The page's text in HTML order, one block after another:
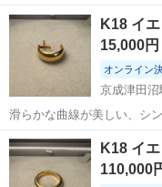
ーゴールドのリングです。 - 素材: K18イエローゴールド - 石の種類:
タイガーアイ - デザイン:
千葉 習志野市 京
K18 イ
15,000円
オンライン
京成津田沼
滑らかな曲線が美しい、シ
ピアスです。 - 素材: K18 - デザイン: フープ - タイプ: 片耳用 -刻印：
K18 -重さ：
千葉 習志野市 京
K18 イ
110,000